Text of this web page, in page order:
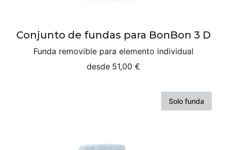
Conjunto de fundas para BonBon 3 D
Funda removible para elemento individual
desde 51,00 €
Solo funda